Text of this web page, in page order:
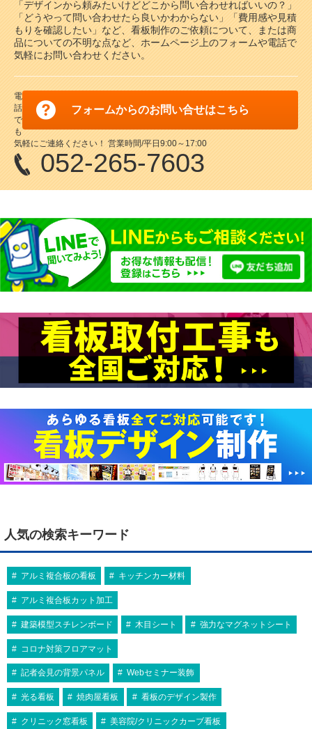
「デザインから頼みたいけどどこから問い合わせればいいの？」
「どうやって問い合わせたら良いかわからない」「費用感や見積
もりを確認したい」など、看板制作のご依頼について、または商
品についての不明な点など、ホームページ上のフォームや電話で
気軽にお問い合わせください。
フォームからのお問い合せはこちら
電
話
で
も
気軽にご連絡ください！ 営業時間/平日9:00～17:00
052-265-7603
人気の検索キーワード
アルミ複合板の看板 キッチンカー材料
アルミ複合板カット加工
建築模型スチレンボード 木目シート 強力なマグネットシート
コロナ対策フロアマット
記者会見の背景パネル Webセミナー装飾
光る看板 焼肉屋看板 看板のデザイン製作
クリニック窓看板 美容院/クリニックカーブ看板